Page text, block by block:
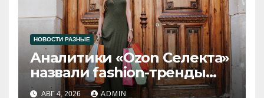
НОВОСТИ РАЗНЫЕ
Аналитики «Ozon Селекта»
назвали fashion-тренды
2026 года
АВГ 4, 2026 ADMIN